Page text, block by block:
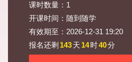
课时数量：1
开课时间：随到随学
有效期至：2026-12-31 19:20
报名还剩 143天 14时40分